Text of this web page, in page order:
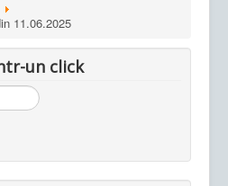
11.06.2025
un click